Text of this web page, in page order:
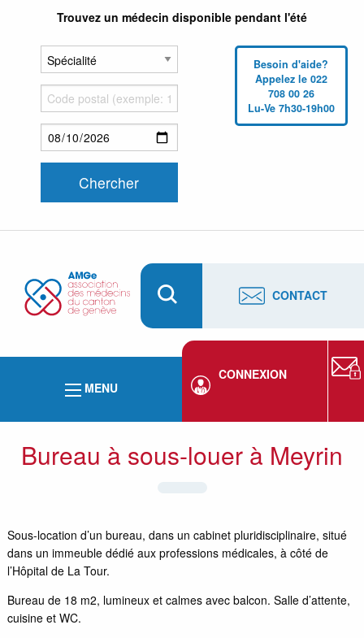
Trouvez un médecin disponible pendant l'été
Besoin d'aide?
Appelez le 022
708 00 26
Lu-Ve 7h30-19h00
CONTACT
MENU
CONNEXION
Bureau à sous-louer à Meyrin
Sous-location d’un bureau, dans un cabinet pluridisciplinaire, situé
dans un immeuble dédié aux professions médicales, à côté de
l’Hôpital de La Tour.
Bureau de 18 m2, lumineux et calmes avec balcon. Salle d’attente,
cuisine et WC.